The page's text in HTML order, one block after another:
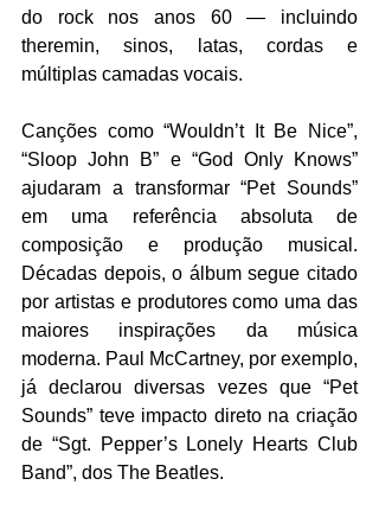
do rock nos anos 60 — incluindo
theremin, sinos, latas, cordas e
múltiplas camadas vocais.
Canções como “Wouldn’t It Be Nice”,
“Sloop John B” e “God Only Knows”
ajudaram a transformar “Pet Sounds”
em uma referência absoluta de
composição e produção musical.
Décadas depois, o álbum segue citado
por artistas e produtores como uma das
maiores inspirações da música
moderna. Paul McCartney, por exemplo,
já declarou diversas vezes que “Pet
Sounds” teve impacto direto na criação
de “Sgt. Pepper’s Lonely Hearts Club
Band”, dos The Beatles.